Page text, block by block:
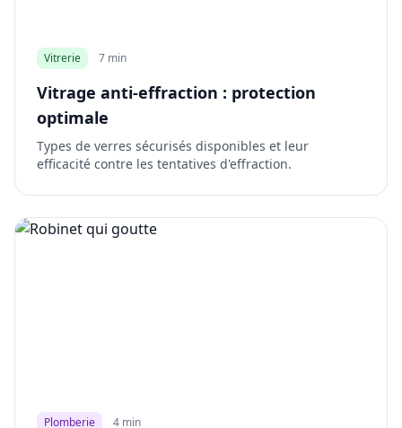
Vitrerie 7 min
Vitrage anti-effraction : protection
optimale
Types de verres sécurisés disponibles et leur
efficacité contre les tentatives d'effraction.
Plomberie 4 min